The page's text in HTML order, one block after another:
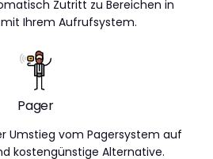
Zutritt zu Bereichen in
Ihrem Aufrufsystem.
Pager
Umstieg vom Pagersystem auf
kostengünstige Alternative.